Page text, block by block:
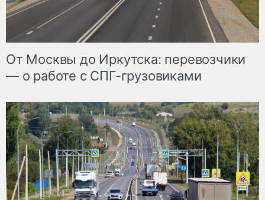
От Москвы до Иркутска: перевозчики
— о работе с СПГ-грузовиками